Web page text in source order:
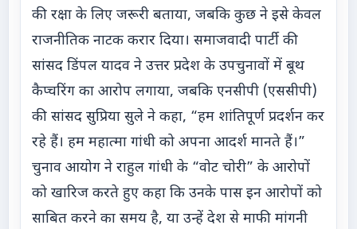
की रक्षा के लिए जरूरी बताया, जबकि कुछ ने इसे केवल
राजनीतिक नाटक करार दिया। समाजवादी पार्टी की
सांसद डिंपल यादव ने उत्तर प्रदेश के उपचुनावों में बूथ
कैप्चरिंग का आरोप लगाया, जबकि एनसीपी (एससीपी)
की सांसद सुप्रिया सुले ने कहा, “हम शांतिपूर्ण प्रदर्शन कर
रहे हैं। हम महात्मा गांधी को अपना आदर्श मानते हैं।”
चुनाव आयोग ने राहुल गांधी के “वोट चोरी” के आरोपों
को खारिज करते हुए कहा कि उनके पास इन आरोपों को
साबित करने का समय है, या उन्हें देश से माफी मांगनी